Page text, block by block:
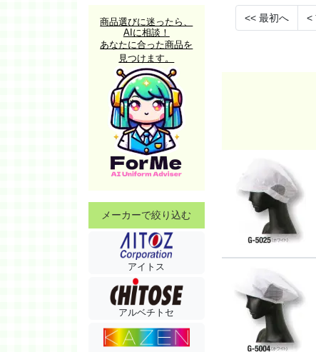
商品選びに迷ったら、
AIに相談！
あなたに合った商品を
見つけます。
メーカーで絞り込む
アイトス
アルベチトセ
<< 最初へ <